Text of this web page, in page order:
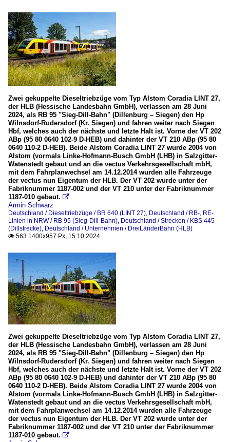
Zwei gekuppelte Dieseltriebzüge vom Typ Alstom Coradia LINT 27,
der HLB (Hessische Landesbahn GmbH), verlassen am 28 Juni
2024, als RB 95 "Sieg-Dill-Bahn" (Dillenburg – Siegen) den Hp
Wilnsdorf-Rudersdorf (Kr. Siegen) und fahren weiter nach Siegen
Hbf, welches auch der nächste und letzte Halt ist. Vorne der VT 202
ABp (95 80 0640 102-9 D-HEB) und dahinter der VT 210 ABp (95 80
0640 110-2 D-HEB). Beide Alstom Coradia LINT 27 wurde 2004 von
Alstom (vormals Linke-Hofmann-Busch GmbH (LHB) in Salzgitter-
Watenstedt gebaut und an die vectus Verkehrsgesellschaft mbH,
mit dem Fahrplanwechsel am 14.12.2014 wurden alle Fahrzeuge
der vectus nun Eigentum der HLB. Der VT 202 wurde unter der
Fabriknummer 1187-002 und der VT 210 unter der Fabriknummer
1187-010 gebaut. 
Armin Schwarz
Deutschland / Dieseltriebzüge / BR 640 (LINT 27), Deutschland / RB-, RE-
Linien in NRW / RB 95 (Sieg-Dill-Bahn), Deutschland / Strecken / KBS 445
(Dillstrecke), Deutschland / Unternehmen / DreiLänderBahn (HLB)
 563 1400x957 Px, 15.10.2024
Zwei gekuppelte Dieseltriebzüge vom Typ Alstom Coradia LINT 27,
der HLB (Hessische Landesbahn GmbH), verlassen am 28 Juni
2024, als RB 95 "Sieg-Dill-Bahn" (Dillenburg – Siegen) den Hp
Wilnsdorf-Rudersdorf (Kr. Siegen) und fahren weiter nach Siegen
Hbf, welches auch der nächste und letzte Halt ist. Vorne der VT 202
ABp (95 80 0640 102-9 D-HEB) und dahinter der VT 210 ABp (95 80
0640 110-2 D-HEB). Beide Alstom Coradia LINT 27 wurde 2004 von
Alstom (vormals Linke-Hofmann-Busch GmbH (LHB) in Salzgitter-
Watenstedt gebaut und an die vectus Verkehrsgesellschaft mbH,
mit dem Fahrplanwechsel am 14.12.2014 wurden alle Fahrzeuge
der vectus nun Eigentum der HLB. Der VT 202 wurde unter der
Fabriknummer 1187-002 und der VT 210 unter der Fabriknummer
1187-010 gebaut. 